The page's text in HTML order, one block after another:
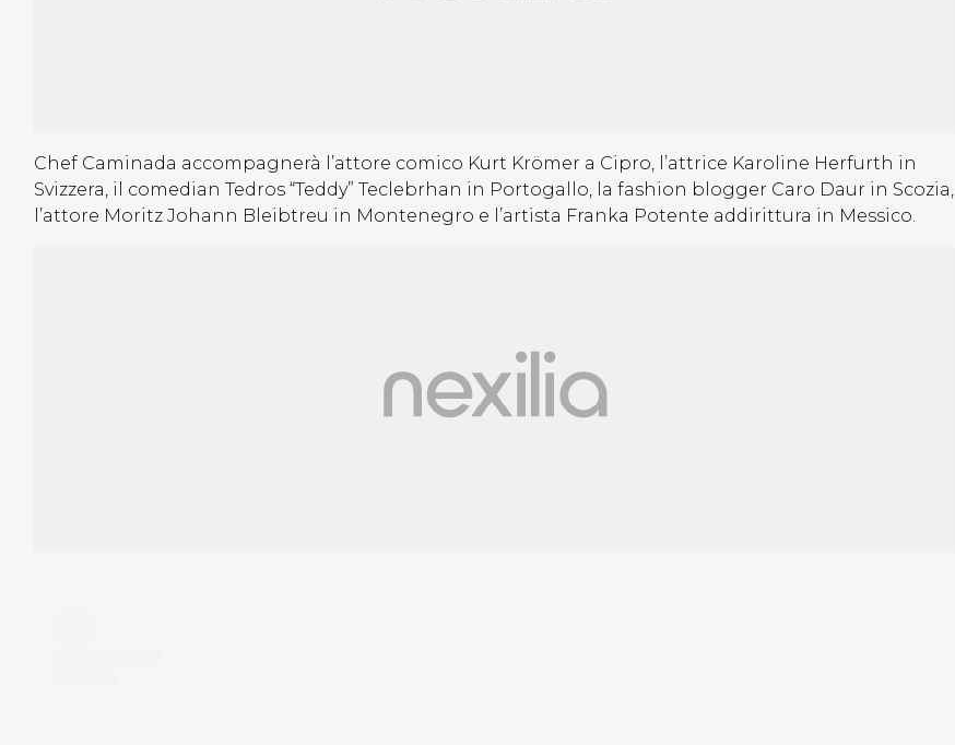
Chef Caminada accompagnerà l’attore comico Kurt Krömer a Cipro, l’attrice Karoline Herfurth in
Svizzera, il comedian Tedros “Teddy” Teclebrhan in Portogallo, la fashion blogger Caro Daur in Scozia,
l’attore Moritz Johann Bleibtreu in Montenegro e l’artista Franka Potente addirittura in Messico.